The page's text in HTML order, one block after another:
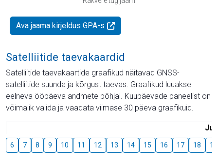
Ava jaama kirjeldus GPA-s
Satelliitide taevakaardid
Satelliitide taevakaartide graafikud näitavad GNSS-
satelliitide suunda ja kõrgust taevas. Graafikud luuakse
eelneva ööpäeva andmete põhjal. Kuupäevade paneelist on
võimalik valida ja vaadata viimase 30 päeva graafikuid.
6 7 8 9 10 11 12 13 14 15 16 17 18 19